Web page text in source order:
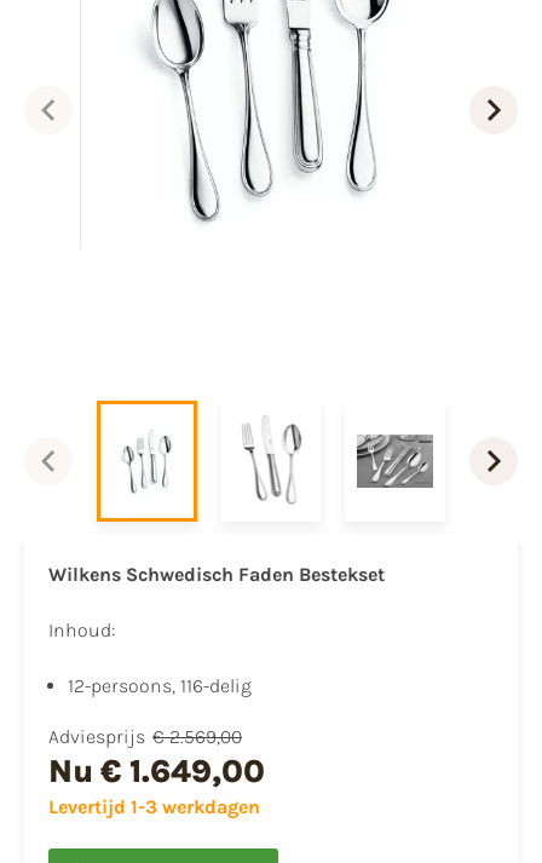
Wilkens Schwedisch Faden Bestekset
Inhoud:
12-persoons, 116-delig
Adviesprijs € 2.569,00
Nu € 1.649,00
Levertijd 1-3 werkdagen